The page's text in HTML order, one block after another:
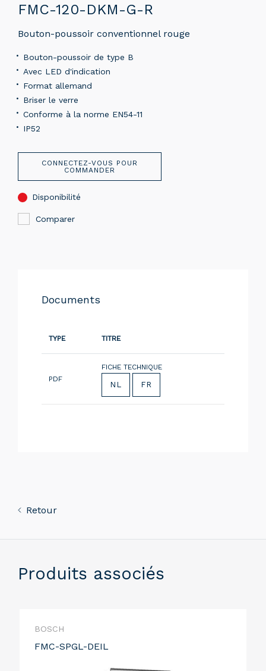
FMC-120-DKM-G-R
Bouton-poussoir conventionnel rouge
Bouton-poussoir de type B
Avec LED d'indication
Format allemand
Briser le verre
Conforme à la norme EN54-11
IP52
CONNECTEZ-VOUS POUR
COMMANDER
Disponibilité
Comparer
Documents
TYPE TITRE
PDF
FICHE TECHNIQUE
NL FR
Retour
Produits associés
BOSCH
FMC-SPGL-DEIL